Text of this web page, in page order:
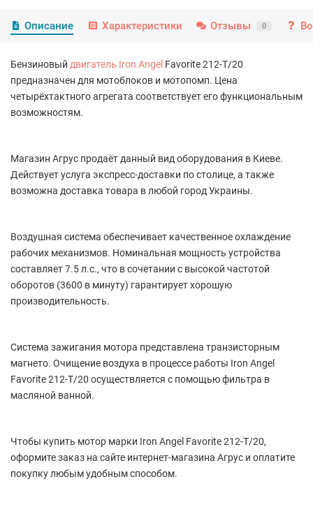
Описание Характеристики Отзывы 0
Бензиновый двигатель Iron Angel Favorite 212-T/20
предназначен для мотоблоков и мотопомп. Цена
четырёхтактного агрегата соответствует его функциональным
возможностям.
Магазин Агрус продаёт данный вид оборудования в Киеве.
Действует услуга экспресс-доставки по столице, а также
возможна доставка товара в любой город Украины.
Воздушная система обеспечивает качественное охлаждение
рабочих механизмов. Номинальная мощность устройства
составляет 7.5 л.с., что в сочетании с высокой частотой
оборотов (3600 в минуту) гарантирует хорошую
производительность.
Система зажигания мотора представлена транзисторным
магнето. Очищение воздуха в процессе работы Iron Angel
Favorite 212-T/20 осуществляется с помощью фильтра в
масляной ванной.
Чтобы купить мотор марки Iron Angel Favorite 212-T/20,
оформите заказ на сайте интернет-магазина Агрус и оплатите
покупку любым удобным способом.